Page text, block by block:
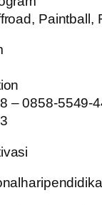
Paintball,
– 0858-5549-